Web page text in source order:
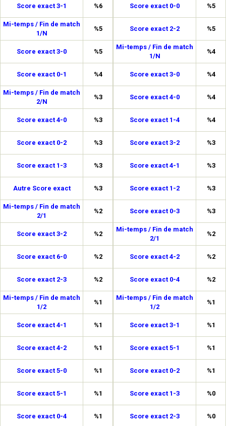
Score exact 3-1 %6
Mi-temps / Fin de match
1/N
%5
Score exact 3-0 %5
Score exact 0-1 %4
Mi-temps / Fin de match
2/N
%3
Score exact 4-0 %3
Score exact 0-2 %3
Score exact 1-3 %3
Autre Score exact %3
Mi-temps / Fin de match
2/1
%2
Score exact 3-2 %2
Score exact 6-0 %2
Score exact 2-3 %2
Mi-temps / Fin de match
1/2
%1
Score exact 4-1 %1
Score exact 4-2 %1
Score exact 5-0 %1
Score exact 5-1 %1
Score exact 0-4 %1
Score exact 0-0 %5
Score exact 2-2 %5
Mi-temps / Fin de match
1/N
%4
Score exact 3-0 %4
Score exact 4-0 %4
Score exact 1-4 %4
Score exact 3-2 %3
Score exact 4-1 %3
Score exact 1-2 %3
Score exact 0-3 %3
Mi-temps / Fin de match
2/1
%2
Score exact 4-2 %2
Score exact 0-4 %2
Mi-temps / Fin de match
1/2
%1
Score exact 3-1 %1
Score exact 5-1 %1
Score exact 0-2 %1
Score exact 1-3 %0
Score exact 2-3 %0